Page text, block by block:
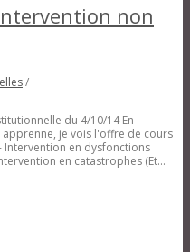
non
/
du 4/10/14 En
je vois l'offre de cours
Intervention en dysfonctions
en catastrophes (Et...